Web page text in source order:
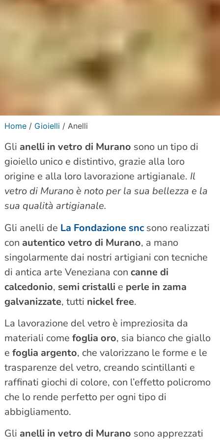
Home/ Gioielli / Anelli
Gli anelli in vetro di Murano sono un tipo di
gioiello unico e distintivo, grazie alla loro
origine e alla loro lavorazione artigianale. Il
vetro di Murano è noto per la sua bellezza e la
sua qualità artigianale.
Gli anelli de La Fondazione sncsono realizzati
con autentico vetro di Murano, a mano
singolarmente dai nostri artigiani con tecniche
di antica arte Veneziana con canne di
calcedonio, semi cristalli e perle in zama
galvanizzate, tutti nickel free.
La lavorazione del vetro è impreziosita da
materiali come foglia oro, sia bianco che giallo
e foglia argento, che valorizzano le forme e le
trasparenze del vetro, creando scintillanti e
raffinati giochi di colore, con l’effetto policromo
che lo rende perfetto per ogni tipo di
abbigliamento.
Gli anelli in vetro di Murano sono apprezzati